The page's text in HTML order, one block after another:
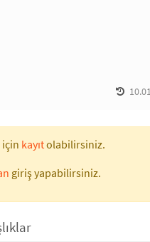
için kayıtolabilirsiniz.
giriş yapabilirsiniz.